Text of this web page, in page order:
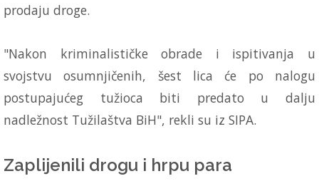
prodaju droge.
"Nakon kriminalističke obrade i ispitivanja u
svojstvu osumnjičenih, šest lica će po nalogu
postupajućeg tužioca biti predato u dalju
nadležnost Tužilaštva BiH", rekli su iz SIPA.
Zaplijenili drogu i hrpu para